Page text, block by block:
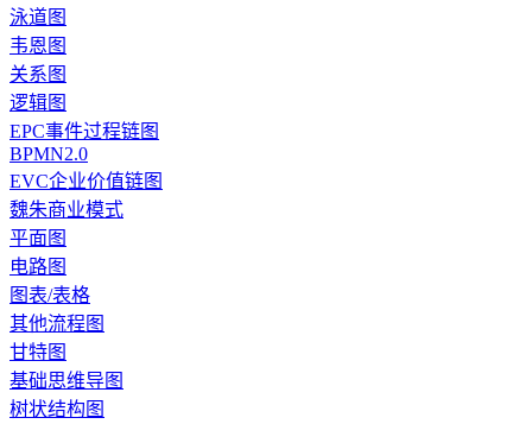
泳道图
韦恩图
关系图
逻辑图
EPC事件过程链图
BPMN2.0
EVC企业价值链图
魏朱商业模式
平面图
电路图
图表/表格
其他流程图
甘特图
基础思维导图
树状结构图